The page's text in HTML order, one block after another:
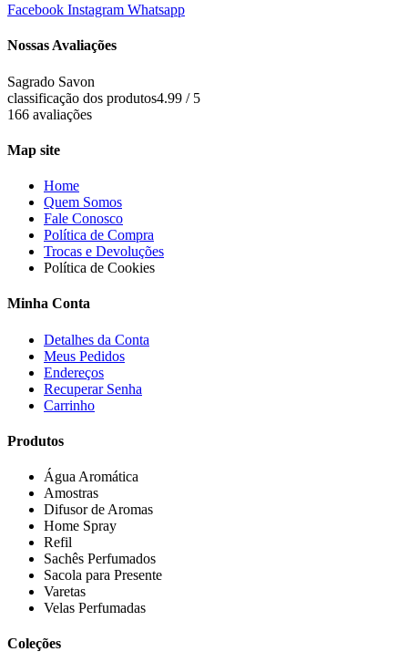
Facebook Instagram Whatsapp
Nossas Avaliações
Sagrado Savon
classificação dos produtos4.99 / 5
166 avaliações
Map site
Home
Quem Somos
Fale Conosco
Política de Compra
Trocas e Devoluções
Política de Cookies
Minha Conta
Detalhes da Conta
Meus Pedidos
Endereços
Recuperar Senha
Carrinho
Produtos
Água Aromática
Amostras
Difusor de Aromas
Home Spray
Refil
Sachês Perfumados
Sacola para Presente
Varetas
Velas Perfumadas
Coleções